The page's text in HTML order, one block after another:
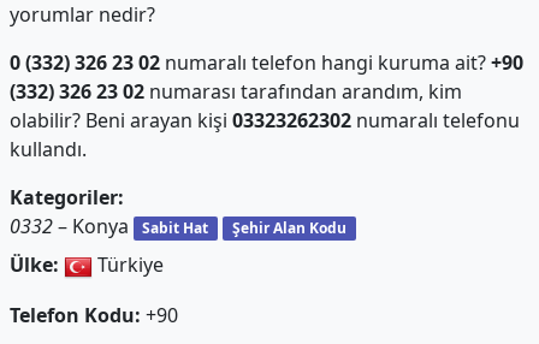
yorumlar nedir?
0 (332) 326 23 02numaralı telefon hangi kuruma ait?+90
(332) 326 23 02numarası tarafından arandım, kim
olabilir? Beni arayan kişi 03323262302numaralı telefonu
kullandı.
Kategoriler:
0332– Konya Sabit Hat Şehir Alan Kodu
Ülke:
Türkiye
Telefon Kodu: +90